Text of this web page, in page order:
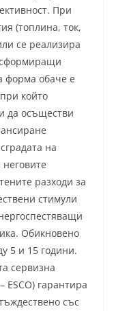
При
(топлина, ток,
се реализира
форма обаче е
който
да осъществи
на
разходи за
стимули
Обикновено
5 и 15 години.
сервизна
ESCO) гарантира
със